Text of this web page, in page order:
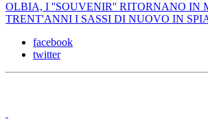
OLBIA, I ''SOUVENIR'' RITORNANO IN
TRENT'ANNI I SASSI DI NUOVO IN
facebook
twitter